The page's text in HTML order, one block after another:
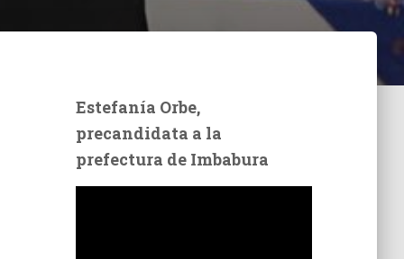
Estefanía Orbe,
precandidata a la
prefectura de Imbabura